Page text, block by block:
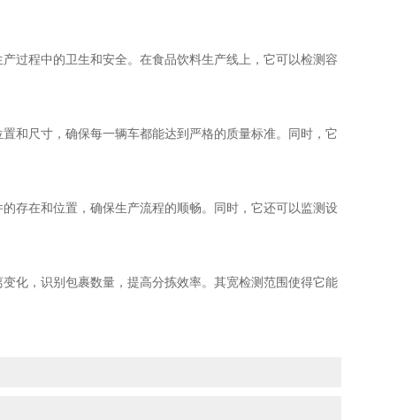
过程中的卫生和安全。在食品饮料生产线上，它可以检测容
和尺寸，确保每一辆车都能达到严格的质量标准。同时，它
存在和位置，确保生产流程的顺畅。同时，它还可以监测设
化，识别包裹数量，提高分拣效率。其宽检测范围使得它能